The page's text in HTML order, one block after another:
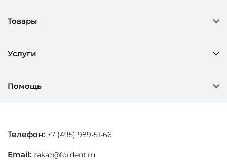
Товары
Услуги
Помощь
Телефон: +7 (495) 989-51-66
Email: zakaz@fordent.ru